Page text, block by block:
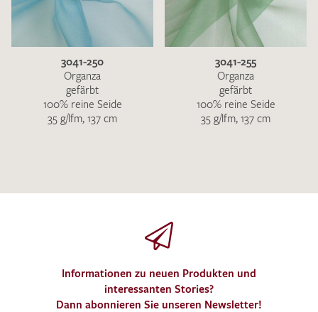
3041-250
Organza
gefärbt
100% reine Seide
35 g/lfm, 137 cm
3041-255
Organza
gefärbt
100% reine Seide
35 g/lfm, 137 cm
Informationen zu neuen Produkten und
interessanten Stories?
Dann abonnieren Sie unseren Newsletter!